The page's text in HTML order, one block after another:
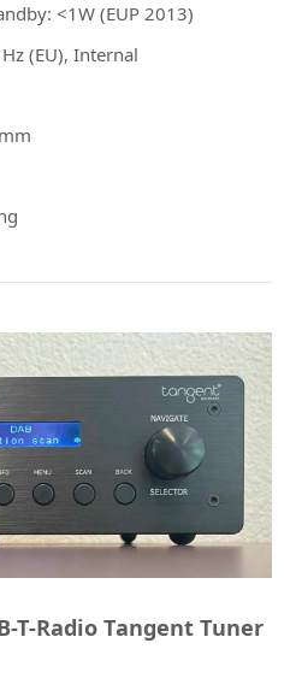
<1W (EUP 2013)
(EU), Internal
T-Radio Tangent Tuner